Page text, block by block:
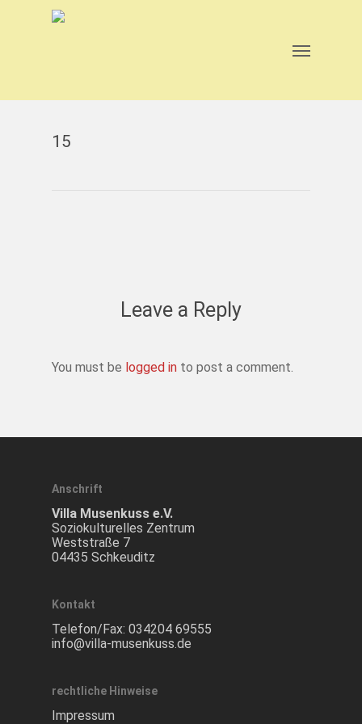
15
Leave a Reply
You must be logged in to post a comment.
Anschrift
Villa Musenkuss e.V.
Soziokulturelles Zentrum
Weststraße 7
04435 Schkeuditz
Kontakt
Telefon/Fax: 034204 69555
info@villa-musenkuss.de
rechtliche Hinweise
Impressum